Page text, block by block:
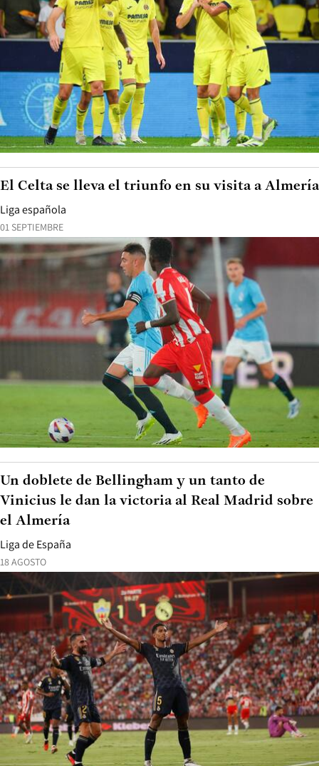
01 SEPTIEMBRE
Liga española
El Celta se lleva el triunfo en su visita a Almería
18 AGOSTO
Liga de España
Un doblete de Bellingham y un tanto de
Vinicius le dan la victoria al Real Madrid sobre
el Almería